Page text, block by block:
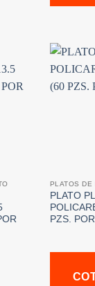
PLATOS DE
PLATO
PZS.